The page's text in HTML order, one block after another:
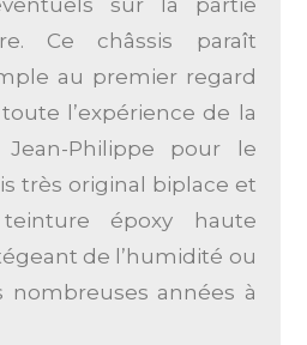
Ce châssis paraît
au premier regard
l’expérience de la
Philippe pour le
très original biplace et
époxy haute
de l’humidité ou
nombreuses années à